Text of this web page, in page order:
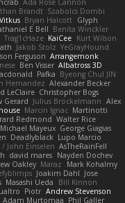
Ada Rose Cannon
Brandt Szabolcs Dombi
Bryan Halcott Glyph
E Bell Benita Winckler
Trag1cHaze KaiCee Kurt Wilson
Jakob Stolz YeGrayHound
Ferguson Arrangemonk
Ben Visser Albatross 3D
Pafka Byeong Chul JIN
Hernandez Alexander Becker
LeClaire Christopher Bogs
Gerard Julius Brockelmann Alex
Marcin Ignac Martinotti
Redmond Walter Rice
Michael Mayeux George Giagias
Deadlyblack Lupo Marcio
/ John Einselen AsTheRainFell
david mares Nayden Dochev
Oakley Maraz
Mark Kohalmy
Joakim Dahl Jose
Masashi Ueda
Bill Kinnon
Piotr Andrew Stevenson
Adam Murtomaa Phil Galler